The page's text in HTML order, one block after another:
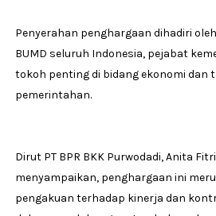
Penyerahan penghargaan dihadiri
BUMD seluruh Indonesia, pejabat
tokoh penting di bidang ekonomi dan
pemerintahan.
Dirut PT BPR BKK Purwodadi, Anita
menyampaikan, penghargaan ini
pengakuan terhadap kinerja dan